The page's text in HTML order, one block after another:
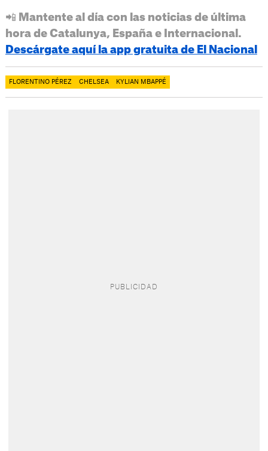
📲 Mantente al día con las noticias de última
hora de Catalunya, España e Internacional.
Descárgate aquí la app gratuita de El Nacional
FLORENTINO PÉREZ CHELSEA KYLIAN MBAPPÉ